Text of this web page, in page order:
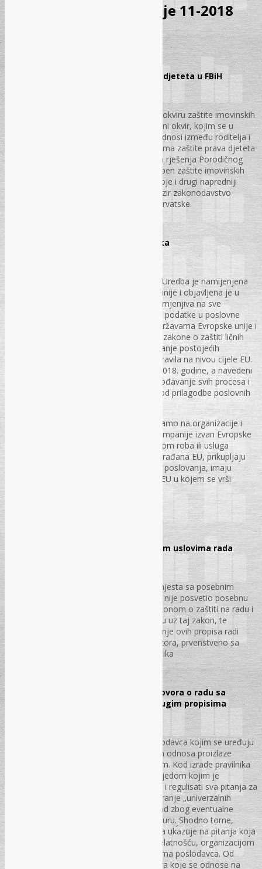
Sadržaj: Pravo i finansije 11-2018
Pravni okvir zaštite imovinskih prava djeteta u FBiH
U ovom radu autor raspravlja o pravnom okviru zaštite imovinskih
prava djeteta, razmatrajući pozitivno pravni okvir, kojim se u
Federaciji BiH uređuju imovinsko pravni odnosi između roditelja i
djece. Posebna pažnja je data mehanizmima zaštite prava djeteta
imovinske prirode, ukazujući da postojeća rješenja Porodičnog
zakona Federacije BiH nude određeni stepen zaštite imovinskih
prava djeteta u Federaciji BiH, ali da postoje i drugi napredniji
načini zaštite, posebno ako se uzme u obzir zakonodavstvo
susjednih zemalja, konkretno Republike Hrvatske.
GDPR – Opća uredba o zaštiti podataka
GDPR je Opća uredba o zaštiti podataka. Uredba je namijenjena
zaštiti ličnih podataka građana Evropske unije i objavljena je u
aprilu 2016. godine. Uredba je direktno primjenjiva na sve
organizacije i kompanije koje koriste lične podatke u poslovne
svrhe. Novi zakon je obavezujući u svim državama Evropske unije i
zamjenjuje trenutne obavezujuće lokalne zakone o zaštiti ličnih
podataka. Svrha ove uredbe je ujednačavanje postojećih
zakonskih okvira u jedan kompletan set pravila na nivou cijele EU.
Primjena direktive započela je 25. maja 2018. godine, a navedeni
datum je označavao i krajnji rok za prilagođavanje svih procesa i
informatičkih sistema. Trenutačno je period prilagodbe poslovnih
Obaveza primjene Uredbe se ne odnosi samo na organizacije i
kompanije iz EU, već i na organizacije i kompanije izvan Evropske
unije, kao što su one koje se bave prodajom roba ili usluga
građanima EU, prate ponašanje i navike građana EU, prikupljaju
lične podatke o građanima EU za potrebe poslovanja, imaju
predstavništvo u nekoj od država članica EU u kojem se vrši
Utvrđivanje radnih mjesta sa posebnim uslovima rada
Analiziran je problem utvrđivanja radnih mjesta sa posebnim
uslovima rada, kojima Zakon o radu FBiH nije posvetio posebnu
pažnju, ali koja su regulisana važećim Zakonom o zaštiti na radu i
provedbenim propisima koji se primjenjuju uz taj zakon, te
ukazuje na neophodno i hitno usaglašavanje ovih propisa radi
obavljanja adekvatnog inspekcijskog nadzora, prvenstveno sa
stanovišta prevencije zaštite zdravlja radnika
Neusklađenost pravilnika o radu i ugovora o radu sa
zakonom, kolektivnim ugovorom i drugim propisima
Pravilnik o radu, kao interni opšti akt poslodavca kojim se uređuju
radni odnosi, te prava i obaveze koja iz tih odnosa proizlaze
obuhvataju sva pitanja propisana zakonom. Kod izrade pravilnika
o radu neophodno je krenuti onim redoslijedom kojim je
regulisana materija u Zakonu o radu FBiH i regulisati sva pitanja za
koja je Zakon odredio da se regulišu. Kreiranje „univerzalnih
pravilnika“ pokazalo se kao negativan trend zbog eventualne
podobnosti za svaku organizacionu strukturu. Shodno tome,
dobra osnova za izradu vlastitog pravilnika ukazuje na pitanja koja
trebaju da budu regulisana u skladu sa djelatnošću, organizacijom
rada, statusom, potrebama i mogućnostima poslodavca. Od
izuzetne važnosti je propisanost procedura koje se odnose na